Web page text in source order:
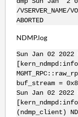
/
ABORTED
NDMP.log
Sun Jan 02
buf_stream =
Sun Jan 02
(ndmp_client)